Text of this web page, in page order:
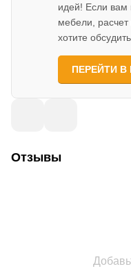
идей! Если вам
мебели, расчет
хотите
ПЕРЕЙТИ
Отзывы